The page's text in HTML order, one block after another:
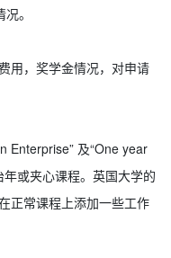
。
用，奖学金情况，对申请
Enterprise” 及“One year
或夹心课程。英国大学的
正常课程上添加一些工作